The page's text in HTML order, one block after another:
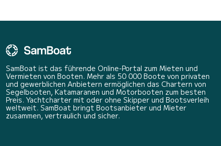
SamBoat ist das führende Online-Portal zum Mieten und
Vermieten von Booten. Mehr als 50 000 Boote von privaten
und gewerblichen Anbietern ermöglichen das Chartern von
Segelbooten, Katamaranen und Motorbooten zum besten
Preis. Yachtcharter mit oder ohne Skipper und Bootsverleih
weltweit. SamBoat bringt Bootsanbieter und Mieter
zusammen, vertraulich und sicher.